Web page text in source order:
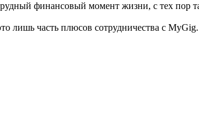
финансовый момент жизни, с тех пор
лишь часть плюсов сотрудничества с